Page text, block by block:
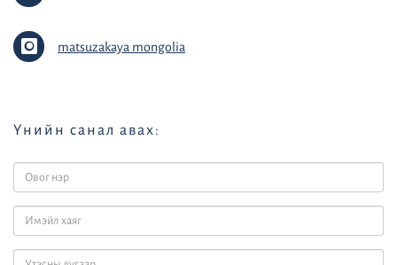
matsuzakaya mongolia
Үнийн санал авах: